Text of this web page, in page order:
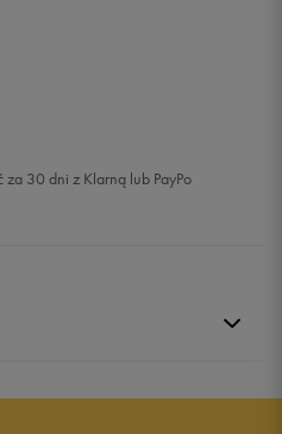
za 30 dni z Klarną lub PayPo